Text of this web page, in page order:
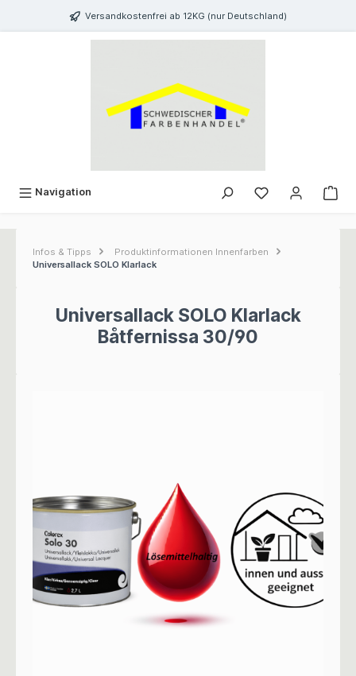
springen Versandkostenfrei ab 12KG (nur Deutschland)
Navigation
Infos & Tipps
Produktinformationen Innenfarben
Universallack SOLO Klarlack
Universallack SOLO Klarlack
Båtfernissa 30/90